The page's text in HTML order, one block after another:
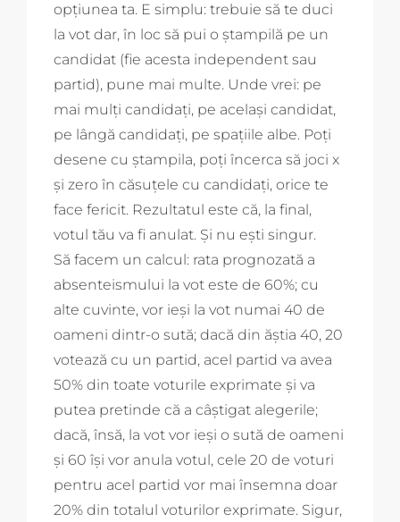
opțiunea ta. E simplu: trebuie să te duci
la vot dar, în loc să pui o ștampilă pe un
candidat (fie acesta independent sau
partid), pune mai multe. Unde vrei: pe
mai mulți candidați, pe același candidat,
pe lângă candidați, pe spațiile albe. Poți
desene cu ștampila, poți încerca să joci x
și zero în căsuțele cu candidați, orice te
face fericit. Rezultatul este că, la final,
votul tău va fi anulat. Și nu ești singur.
Să facem un calcul: rata prognozată a
absenteismului la vot este de 60%; cu
alte cuvinte, vor ieși la vot numai 40 de
oameni dintr-o sută; dacă din ăștia 40, 20
votează cu un partid, acel partid va avea
50% din toate voturile exprimate și va
putea pretinde că a câștigat alegerile;
dacă, însă, la vot vor ieși o sută de oameni
și 60 își vor anula votul, cele 20 de voturi
pentru acel partid vor mai însemna doar
20% din totalul voturilor exprimate. Sigur,